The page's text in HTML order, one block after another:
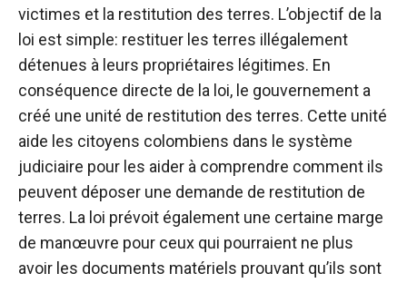
victimes et la restitution des terres. L’objectif de la
loi est simple: restituer les terres illégalement
détenues à leurs propriétaires légitimes. En
conséquence directe de la loi, le gouvernement a
créé une unité de restitution des terres. Cette unité
aide les citoyens colombiens dans le système
judiciaire pour les aider à comprendre comment ils
peuvent déposer une demande de restitution de
terres. La loi prévoit également une certaine marge
de manœuvre pour ceux qui pourraient ne plus
avoir les documents matériels prouvant qu’ils sont